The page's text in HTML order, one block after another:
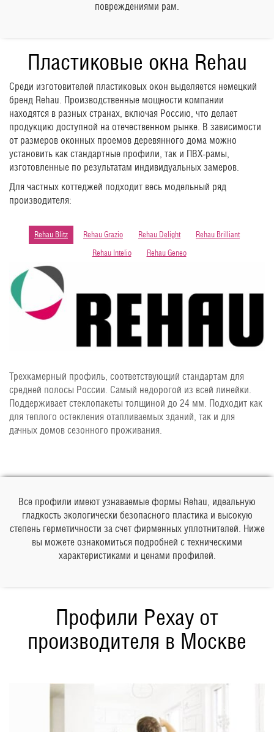
повреждениями рам.
Пластиковые окна Rehau
Среди изготовителей пластиковых окон выделяется немецкий
бренд Rehau. Производственные мощности компании
находятся в разных странах, включая Россию, что делает
продукцию доступной на отечественном рынке. В зависимости
от размеров оконных проемов деревянного дома можно
установить как стандартные профили, так и ПВХ-рамы,
изготовленные по результатам индивидуальных замеров.
Для частных коттеджей подходит весь модельный ряд
производителя:
Rehau Blitz Rehau Grazio Rehau Delight
Rehau Brilliant
Rehau Intelio
Rehau Geneo
Трехкамерный профиль, соответствующий стандартам для
средней полосы России. Самый недорогой из всей линейки.
Поддерживает стеклопакеты толщиной до 24 мм. Подходит как
для теплого остекления отапливаемых зданий, так и для
дачных домов сезонного проживания.
Все профили имеют узнаваемые формы Rehau, идеальную
гладкость экологически безопасного пластика и высокую
степень герметичности за счет фирменных уплотнителей. Ниже
вы можете ознакомиться подробней с техническими
характеристиками и ценами профилей.
Профили Рехау от
производителя в Москве